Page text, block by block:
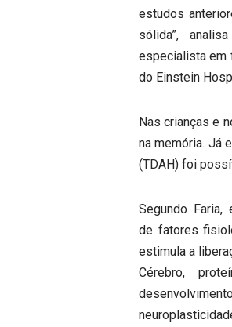
estudos
sólida”,
especialista em
do Einstein
Nas crianças e
na memória. Já
(TDAH) foi
Segundo
de fatores
estimula a
Cérebro,